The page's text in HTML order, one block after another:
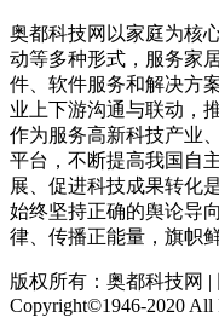
奥都科技网以家庭为核
动等多种形式，服务家
件、软件服务和解决方
业上下游沟通与联动，
作为服务高新科技产业
平台，不断提高我国自
展、促进科技成果转化
始终坚持正确的舆论导
律、传播正能量，旗帜
版权所有：奥都科技网 |
Copyright©1946-2020 All